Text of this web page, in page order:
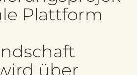
e
Plattform
über